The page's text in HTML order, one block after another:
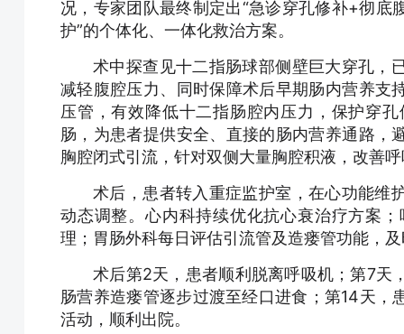
况，专家团队最终制定出“急诊穿孔修补+彻
护”的个体化、一体化救治方案。
术中探查见十二指肠球部侧壁巨大穿孔，
减轻腹腔压力、同时保障术后早期肠内营养支
压管，有效降低十二指肠腔内压力，保护穿
肠，为患者提供安全、直接的肠内营养通路，
胸腔闭式引流，针对双侧大量胸腔积液，改善
术后，患者转入重症监护室，在心功能维
动态调整。心内科持续优化抗心衰治疗方案
理；胃肠外科每日评估引流管及造瘘管功能，
术后第2天，患者顺利脱离呼吸机；第7天
肠营养造瘘管逐步过渡至经口进食；第14天
活动，顺利出院。